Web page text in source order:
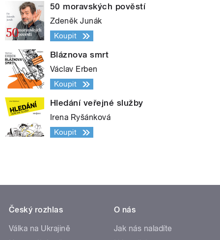
50 moravských pověstí
Zdeněk Junák
Koupit
Bláznova smrt
Václav Erben
Koupit
Hledání veřejné služby
Irena Ryšánková
Koupit
Český rozhlas
Válka na Ukrajině
O nás
Jak nás naladíte